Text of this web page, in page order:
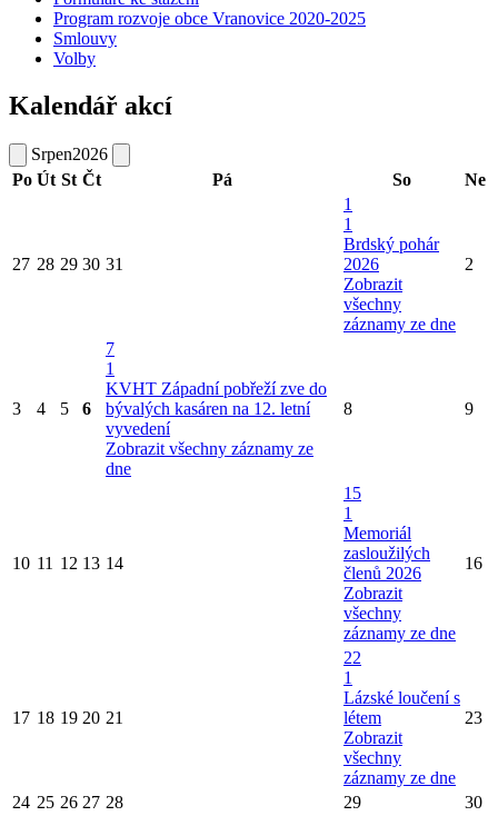
Program rozvoje obce Vranovice 2020-2025
Smlouvy
Volby
Kalendář akcí
Srpen2026
Po Út St Čt Pá So Ne
27 28 29 30 31
1
1
Brdský pohár
2026
Zobrazit
všechny
záznamy ze dne
2
3 4 5 6
7
1
KVHT Západní pobřeží zve do
bývalých kasáren na 12. letní
vyvedení
Zobrazit všechny záznamy ze
dne
8 9
10 11 12 13 14
15
1
Memoriál
zasloužilých
členů 2026
Zobrazit
všechny
záznamy ze dne
16
17 18 19 20 21
22
1
Lázské loučení s
létem
Zobrazit
všechny
záznamy ze dne
23
24 25 26 27 28 29
30